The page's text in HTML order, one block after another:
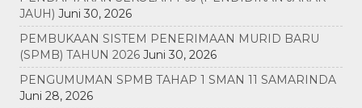
JAUH) Juni 30, 2026
PEMBUKAAN SISTEM PENERIMAAN MURID BARU
(SPMB) TAHUN 2026 Juni 30, 2026
PENGUMUMAN SPMB TAHAP 1 SMAN 11 SAMARINDA
Juni 28, 2026